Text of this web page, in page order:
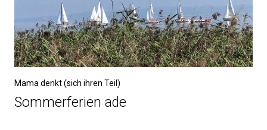
Mama denkt (sich ihren Teil)
Sommerferien ade